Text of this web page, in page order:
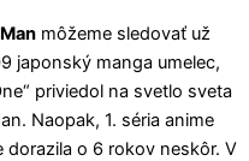
môžeme sledovať už
japonský manga umelec,
priviedol na svetlo sveta
Naopak, 1. séria anime
dorazila o 6 rokov neskôr. V